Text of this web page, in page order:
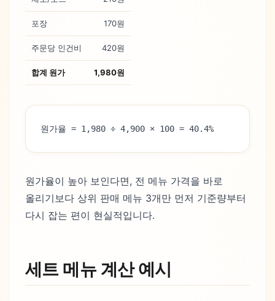
포장 170원
주문당 인건비 420원
합계 원가 1,980원
원가율 = 1,980 ÷ 4,900 × 100 = 40.4%
원가율이 높아 보인다면, 전 메뉴 가격을 바로
올리기보다 상위 판매 메뉴 3개만 먼저 기준량부터
다시 잡는 편이 현실적입니다.
세트 메뉴 계산 예시